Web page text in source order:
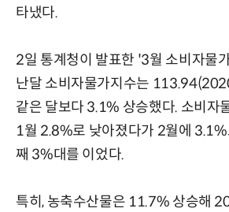
타냈다.
2일 통계청이 발표한 '3월 소비자물
난달 소비자물가지수는
같은 달보다 3.1% 상승했다. 소비자
1월 2.8%로 낮아졌다가 2월에
째 3%대를 이었다.
특히, 농축수산물은 11.7% 상승해